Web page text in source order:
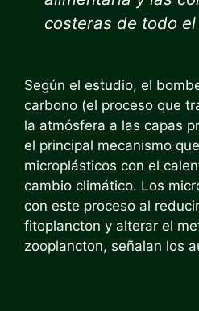
costeras de todo el
Según el estudio, el
carbono (el proceso que
la atmósfera a las capas
el principal mecanismo
microplásticos con el
cambio climático. Los
con este proceso al
fitoplancton y alterar el
zooplancton, señalan los